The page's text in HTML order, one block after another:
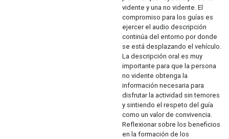
vidente y una no vidente. El
compromiso para los guías es
ejercer el audio descripción
continúa del entorno por donde
se está desplazando el vehículo.
La descripción oral es muy
importante para que la persona
no vidente obtenga la
información necesaria para
disfrutar la actividad sin temores
y sintiendo el respeto del guía
como un valor de convivencia.
Reflexionar sobre los beneficios
en la formación de los